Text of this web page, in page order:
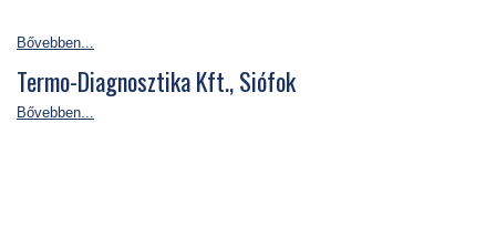
Bővebben...
Termo-Diagnosztika Kft., Siófok
Bővebben...